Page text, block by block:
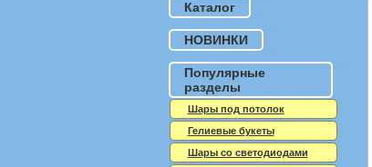
Каталог
НОВИНКИ
Популярные
разделы
Шары под потолок
Гелиевые букеты
Шары со светодиодами